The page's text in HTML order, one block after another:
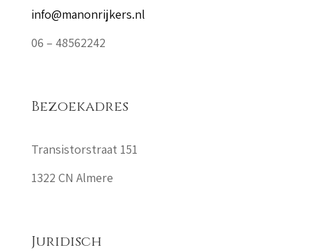
info@manonrijkers.nl
06 – 48562242
Bezoekadres
Transistorstraat 151
1322 CN Almere
Juridisch